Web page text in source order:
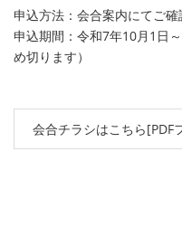
申込方法：会合案内にてご確
申込期間：令和7年10月1日
め切ります）
会合チラシはこちら[PDF